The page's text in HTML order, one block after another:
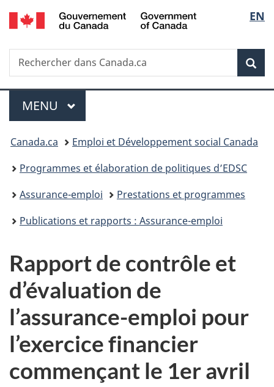
Passer
au
principal
Passer
à
Au
du
Passer
à
version
simplifiée
de
la
EN
Recherche
Rechercher
dans
Menu
MENU PRINCIPAL
Vous
êtes
ici :
Canada.ca
Emploi et Développement social Canada
Programmes et élaboration de politiques d’EDSC
Assurance-emploi
Prestations et programmes
Publications et rapports : Assurance-emploi
Rapport de contrôle et
d’évaluation de
l’assurance-emploi pour
l’exercice financier
commençant le 1er avril